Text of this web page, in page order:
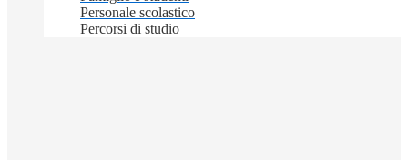
Personale scolastico
Percorsi di studio